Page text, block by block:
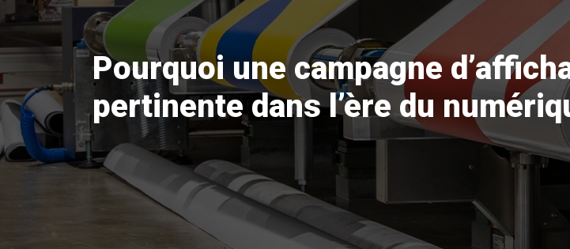
Pourquoi une campagne
pertinente dans l’ère du